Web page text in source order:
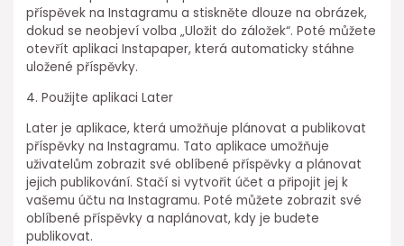
příspěvek na Instagramu a stiskněte dlouze na obrázek,
dokud se neobjeví volba „Uložit do záložek“. Poté můžete
otevřít aplikaci Instapaper, která automaticky stáhne
uložené příspěvky.
4. Použijte aplikaci Later
Later je aplikace, která umožňuje plánovat a publikovat
příspěvky na Instagramu. Tato aplikace umožňuje
uživatelům zobrazit své oblíbené příspěvky a plánovat
jejich publikování. Stačí si vytvořit účet a připojit jej k
vašemu účtu na Instagramu. Poté můžete zobrazit své
oblíbené příspěvky a naplánovat, kdy je budete
publikovat.